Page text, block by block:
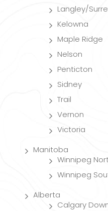
Langley/
Kelowna
Maple Ridge
Nelson
Penticton
Sidney
Trail
Vernon
Victoria
Manitoba
Winnipeg
Winnipeg
Alberta
Calgary